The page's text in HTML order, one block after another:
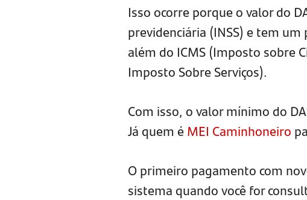
Isso ocorre porque o valor do
previdenciária (INSS) e tem
além do ICMS (Imposto sobre
Imposto Sobre Serviços).
Com isso, o valor mínimo do
Já quem éMEI Caminhoneiro
O primeiro pagamento com
sistema quando você for